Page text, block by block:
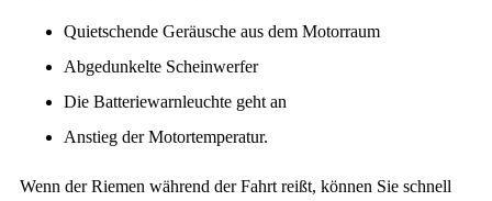
Quietschende Geräusche aus dem Motorraum
Abgedunkelte Scheinwerfer
Die Batteriewarnleuchte geht an
Anstieg der Motortemperatur.
Wenn der Riemen während der Fahrt reißt, können Sie schnell